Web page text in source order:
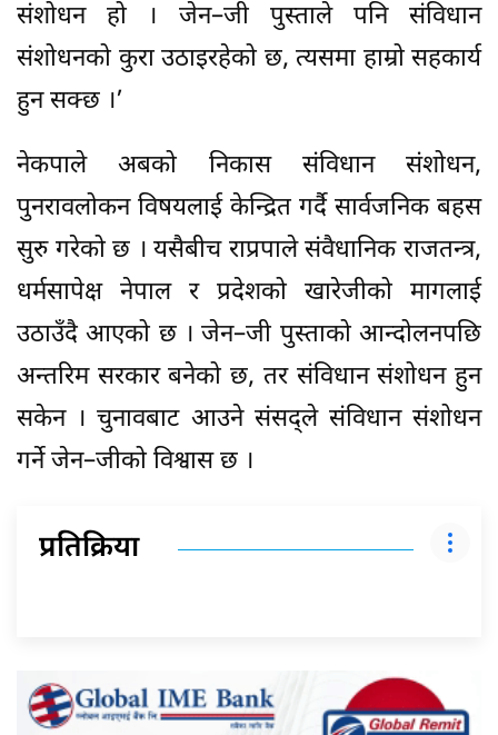
संशोधन हो । जेन–जी पुस्ताले पनि संविधान
संशोधनको कुरा उठाइरहेको छ, त्यसमा हाम्रो सहकार्य
हुन सक्छ ।’
नेकपाले अबको निकास संविधान संशोधन,
पुनरावलोकन विषयलाई केन्द्रित गर्दै सार्वजनिक बहस
सुरु गरेको छ । यसैबीच राप्रपाले संवैधानिक राजतन्त्र,
धर्मसापेक्ष नेपाल र प्रदेशको खारेजीको मागलाई
उठाउँदै आएको छ । जेन–जी पुस्ताको आन्दोलनपछि
अन्तरिम सरकार बनेको छ, तर संविधान संशोधन हुन
सकेन । चुनावबाट आउने संसद्ले संविधान संशोधन
गर्ने जेन–जीको विश्वास छ ।
प्रतिक्रिया